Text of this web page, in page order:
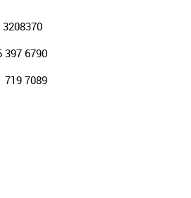
3208370
397 6790
719 7089